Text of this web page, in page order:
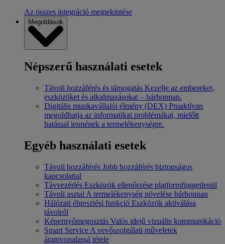
Az összes integráció megtekintése
Megoldások
Népszerű használati esetek
Távoli hozzáférés és támogatás Kezelje az embereket,
eszközöket és alkalmazásokat – bárhonnan.
Digitális munkavállalói élmény (DEX) Proaktívan
megoldhatja az informatikai problémákat, mielőtt
hatással lennének a termelékenységre.
Egyéb használati esetek
Távoli hozzáférés Jobb hozzáférés biztonságos
kapcsolattal
Távvezérlés Eszközök ellenőrzése platformfüggetlenül
Távoli asztal A termelékenység növelése bárhonnan
Hálózati ébresztési funkció Eszközök aktiválása
távolról
Képernyőmegosztás Valós idejű vizuális kommunikáció
Smart Service A vevőszolgálati műveletek
áramvonalassá tétele